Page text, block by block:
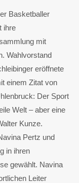
Basketballer
ihre
mit
Wahlvorstand
eröffnete
einem Zitat von
Der Sport
Welt – aber eine
Kunze.
Pertz und
in ihren
gewählt. Navina
Leiter